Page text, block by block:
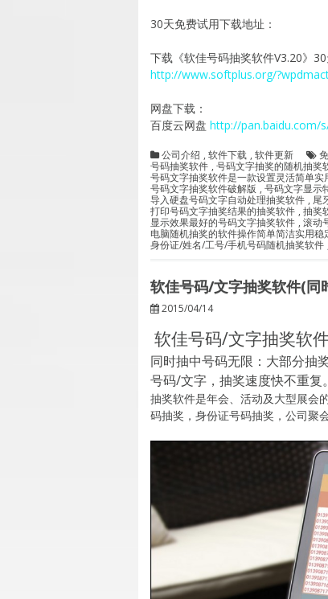
30天免费试用下载地址：
下载《软佳号码抽奖软件V3.20》
http://www.softplus.org/
网盘下载：
百度云网盘 http://pan.baidu.com/
公司介绍 , 软件下载 , 软件更新
号码抽奖软件 , 号码文字抽奖的随机抽奖
号码文字抽奖软件是一款设置灵活简单
号码文字抽奖软件破解版 , 号码文字显示
导入硬盘号码文字自动处理抽奖软件 , 尾
打印号码文字抽奖结果的抽奖软件 , 抽奖
显示效果最好的号码文字抽奖软件 , 滚动
电脑随机抽奖的软件操作简单简洁实用稳
身份证/姓名/工号/手机号码随机抽奖软件
软佳号码/文字抽奖软件(同
2015/04/14
软佳号码/文字抽奖软
同时抽中号码无限：大部分抽
号码/文字，抽奖速度快不重复。
抽奖软件是年会、活动及大型展会
码抽奖，身份证号码抽奖，公司聚